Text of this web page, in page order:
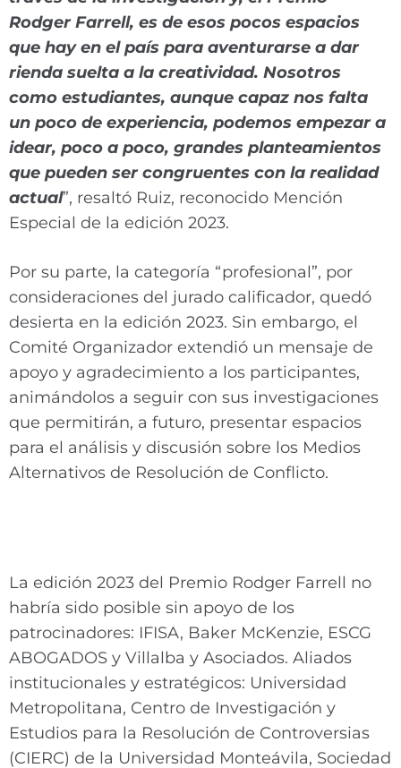
Rodger Farrell, es de esos pocos espacios
que hay en el país para aventurarse a dar
rienda suelta a la creatividad. Nosotros
como estudiantes, aunque capaz nos falta
un poco de experiencia, podemos empezar a
idear, poco a poco, grandes planteamientos
que pueden ser congruentes con la realidad
actual”, resaltó Ruiz, reconocido Mención
Especial de la edición 2023.
Por su parte, la categoría “profesional”, por
consideraciones del jurado calificador, quedó
desierta en la edición 2023. Sin embargo, el
Comité Organizador extendió un mensaje de
apoyo y agradecimiento a los participantes,
animándolos a seguir con sus investigaciones
que permitirán, a futuro, presentar espacios
para el análisis y discusión sobre los Medios
Alternativos de Resolución de Conflicto.
La edición 2023 del Premio Rodger Farrell no
habría sido posible sin apoyo de los
patrocinadores: IFISA, Baker McKenzie, ESCG
ABOGADOS y Villalba y Asociados. Aliados
institucionales y estratégicos: Universidad
Metropolitana, Centro de Investigación y
Estudios para la Resolución de Controversias
(CIERC) de la Universidad Monteávila, Sociedad